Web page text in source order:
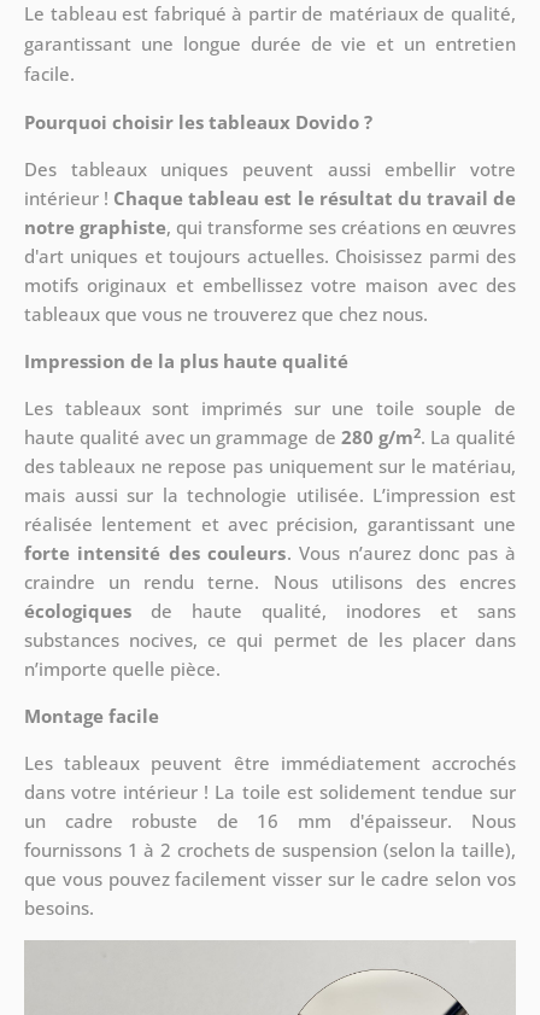
Le tableau est fabriqué à partir de matériaux de qualité,
garantissant une longue durée de vie et un entretien
facile.
Pourquoi choisir les tableaux Dovido ?
Des tableaux uniques peuvent aussi embellir votre
intérieur ! Chaque tableau est le résultat du travail de
notre graphiste, qui transforme ses créations en œuvres
d'art uniques et toujours actuelles. Choisissez parmi des
motifs originaux et embellissez votre maison avec des
tableaux que vous ne trouverez que chez nous.
Impression de la plus haute qualité
Les tableaux sont imprimés sur une toile souple de
haute qualité avec un grammage de 280 g/m2. La qualité
des tableaux ne repose pas uniquement sur le matériau,
mais aussi sur la technologie utilisée. L’impression est
réalisée lentement et avec précision, garantissant une
forte intensité des couleurs. Vous n’aurez donc pas à
craindre un rendu terne. Nous utilisons des encres
écologiquesde haute qualité, inodores et sans
substances nocives, ce qui permet de les placer dans
n’importe quelle pièce.
Montage facile
Les tableaux peuvent être immédiatement accrochés
dans votre intérieur ! La toile est solidement tendue sur
un cadre robuste de 16 mm d'épaisseur. Nous
fournissons 1 à 2 crochets de suspension (selon la taille),
que vous pouvez facilement visser sur le cadre selon vos
besoins.